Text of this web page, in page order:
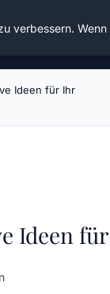
Ideen für Ihr
Ideen
verbessern.